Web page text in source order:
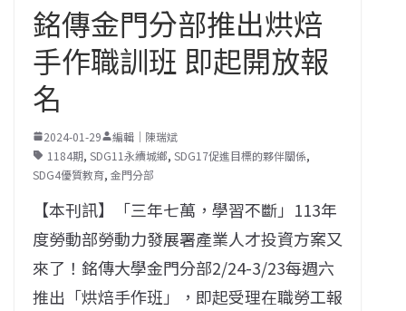
銘傳金門分部推出烘焙
手作職訓班 即起開放報
名
2024-01-29
編輯｜陳瑞斌
1184期, SDG11永續城鄉, SDG17促進目標的夥伴關係,
SDG4優質教育, 金門分部
【本刊訊】「三年七萬，學習不斷」113年
度勞動部勞動力發展署產業人才投資方案又
來了！銘傳大學金門分部2/24-3/23每週六
推出「烘焙手作班」，即起受理在職勞工報